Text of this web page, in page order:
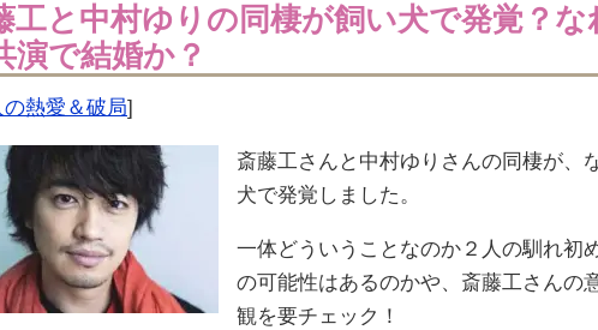
工と中村ゆりの同棲が飼い犬で発覚？な
演で結婚か？
熱愛＆破局]
斎藤工さんと中村ゆりさんの同棲が、
犬で発覚しました。
一体どういうことなのか２人の馴れ初
の可能性はあるのかや、斎藤工さんの
観を要チェック！